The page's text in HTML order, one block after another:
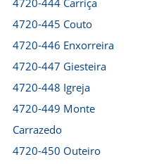
4720-444 Carriça
4720-445 Couto
4720-446 Enxorreira
4720-447 Giesteira
4720-448 Igreja
4720-449 Monte
Carrazedo
4720-450 Outeiro